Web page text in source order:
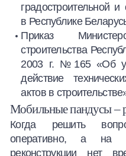
градостроительной и
в Республике
Приказ
строительства
2003 г. №165 «Об
действие
актов в
Мобильные пандусы –
Когда решить
оперативно, а на
реконструкции нет